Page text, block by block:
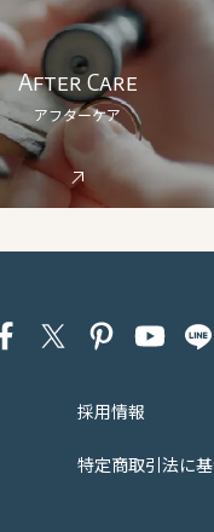
After Care
アフターケア
採用情報
特定商取引法に